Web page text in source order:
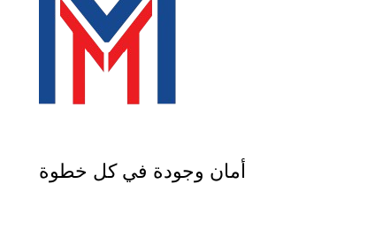
أمان وجودة في كل خطوة